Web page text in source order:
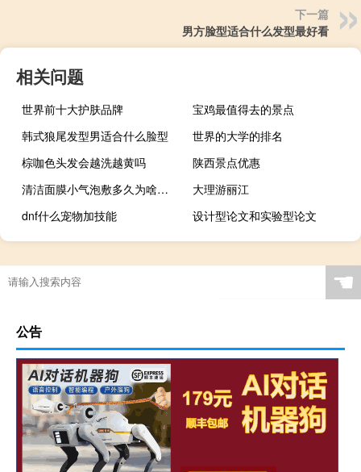
下一篇
男方脸型适合什么发型最好看
相关问题
世界前十大护肤品牌
宝鸡最值得去的景点
韩式狼尾发型男适合什么脸型
世界的大学的排名
棕咖色头发会越洗越黄吗
陕西景点优惠
清洁面膜小气泡敷多久为啥脸疼
大理游丽江
dnf什么宠物加技能
设计型论文和实验型论文
☚
公告